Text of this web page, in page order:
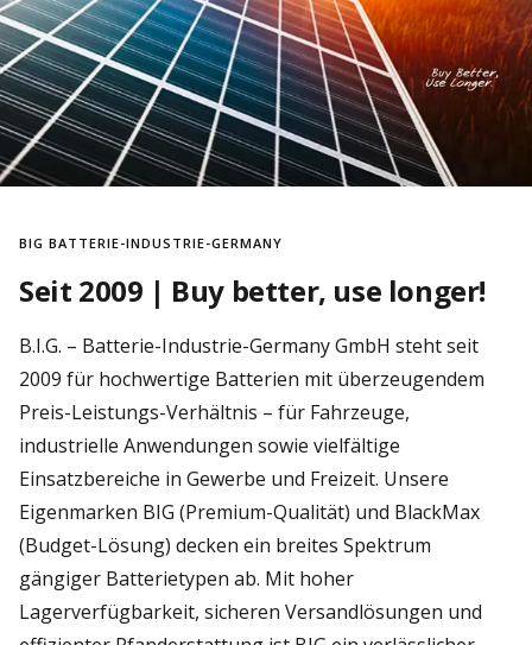
BIG BATTERIE-INDUSTRIE-GERMANY
Seit 2009 | Buy better, use longer!
B.I.G. – Batterie-Industrie-Germany GmbH steht seit
2009 für hochwertige Batterien mit überzeugendem
Preis-Leistungs-Verhältnis – für Fahrzeuge,
industrielle Anwendungen sowie vielfältige
Einsatzbereiche in Gewerbe und Freizeit. Unsere
Eigenmarken BIG (Premium-Qualität) und BlackMax
(Budget-Lösung) decken ein breites Spektrum
gängiger Batterietypen ab. Mit hoher
Lagerverfügbarkeit, sicheren Versandlösungen und